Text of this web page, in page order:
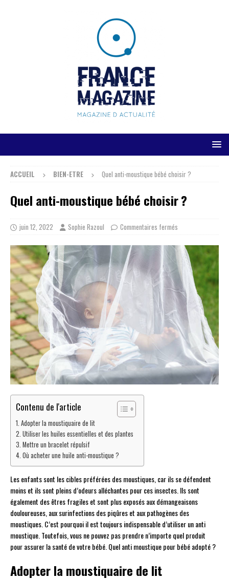
ACCUEIL BIEN-ETRE Quel anti-moustique bébé choisir ?
Quel anti-moustique bébé choisir ?
juin 12, 2022 Sophie Razoul Commentaires fermés
Contenu de l'article
Adopter la moustiquaire de lit
Utiliser les huiles essentielles et des plantes
Mettre un bracelet répulsif
Où acheter une huile anti-moustique ?
Les enfants sont les cibles préférées des moustiques, car ils se défendent
moins et ils sont pleins d’odeurs alléchantes pour ces insectes. Ils sont
également des êtres fragiles et sont plus exposés aux démangeaisons
douloureuses, aux surinfections des piqûres et aux pathogènes des
moustiques. C’est pourquoi il est toujours indispensable d’utiliser un anti
moustique. Toutefois, vous ne pouvez pas prendre n’importe quel produit
pour assurer la santé de votre bébé. Quel anti moustique pour bébé adopté ?
Adopter la moustiquaire de lit